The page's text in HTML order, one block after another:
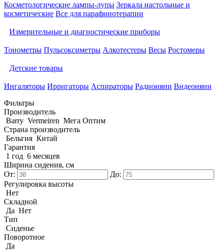
Косметологические лампы-лупы Зеркала настольные и
косметические Все для парафинотерапии
Измерительные и диагностические приборы
Тонометры Пульсоксиметры Алкотестеры Весы Ростомеры
Детские товары
Ингаляторы Ирригаторы Аспираторы Радионяни Видеоняни
Фильтры
Производитель
Barry Vermeiren Мега Оптим
Страна производитель
Бельгия Китай
Гарантия
1 год 6 месяцев
Ширина сидения, см
От:
До:
Регулировка высоты
Нет
Складной
Да Нет
Тип
Сиденье
Поворотное
Да